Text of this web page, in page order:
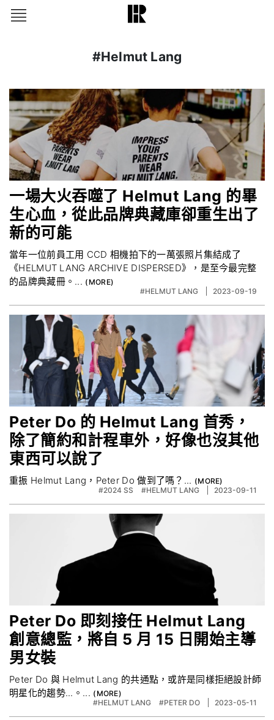
#Helmut Lang
一場大火吞噬了 Helmut Lang 的畢
生心血，從此品牌典藏庫卻重生出了
新的可能
當年一位前員工用 CCD 相機拍下的一萬張照片集結成了
《HELMUT LANG ARCHIVE DISPERSED》，是至今最完整
的品牌典藏冊。...
#HELMUT LANG 2023-09-19
Peter Do 的 Helmut Lang 首秀，
除了簡約和計程車外，好像也沒其他
東西可以說了
重振 Helmut Lang，Peter Do 做到了嗎？...
#2024 SS #HELMUT LANG 2023-09-11
Peter Do 即刻接任 Helmut Lang
創意總監，將自 5 月 15 日開始主導
男女裝
Peter Do 與 Helmut Lang 的共通點，或許是同樣拒絕設計師
明星化的趨勢...。...
#HELMUT LANG #PETER DO 2023-05-11